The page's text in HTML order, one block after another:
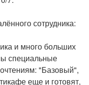
сотрудника:
и много больших
специальные
"Базовый",
еще и готовят,